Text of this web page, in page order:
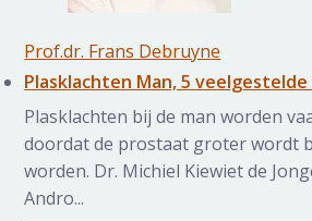
Prof.dr. Frans Debruyne
Plasklachten Man, 5
Plasklachten bij de man worden
doordat de prostaat groter wordt
worden. Dr. Michiel Kiewiet de
Andro...